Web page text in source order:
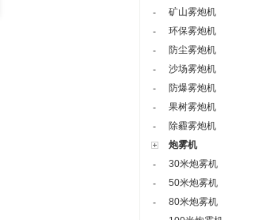
-
矿山雾炮机
-
环保雾炮机
-
防尘雾炮机
-
沙场雾炮机
-
防爆雾炮机
-
果树雾炮机
-
除霾雾炮机
炮雾机
-
30米炮雾机
-
50米炮雾机
-
80米炮雾机